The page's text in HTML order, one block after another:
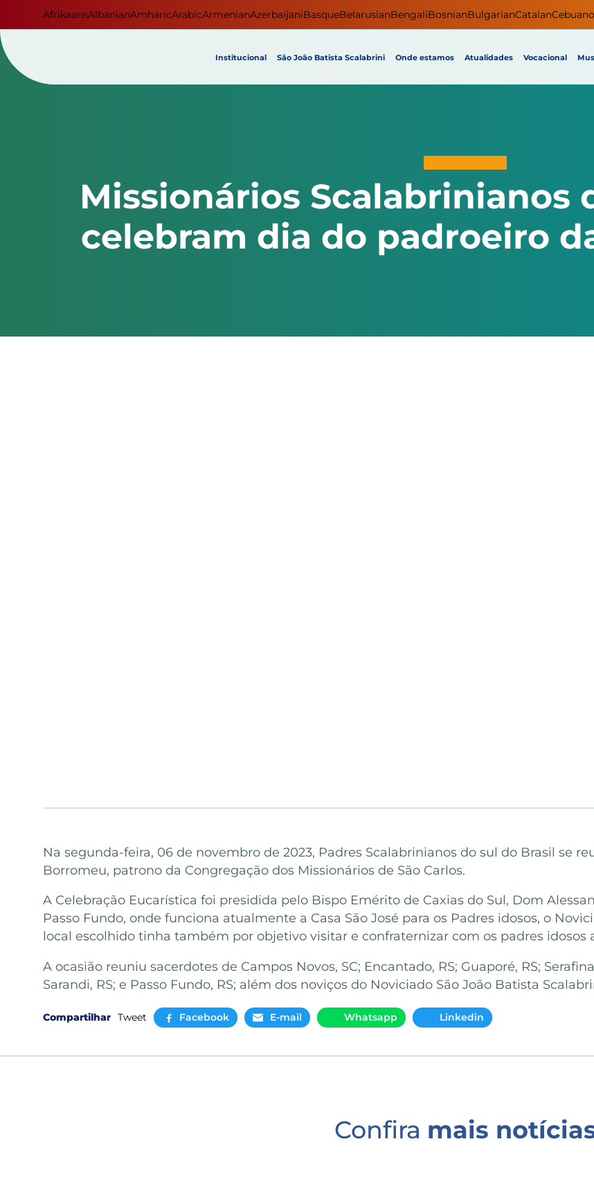
AfrikaansAlbanianAmharicArabicArmenianAzerbaijaniBasqueBelarusianBengaliBosnianBulgarianCatalanCebuano
Institucional São João Batista Scalabrini Onde estamos Atualidades Vocacional
Missionários Scalabrinianos
celebram dia do padroeiro
Na segunda-feira, 06 de novembro de 2023, Padres Scalabrinianos do sul do Brasil se
Borromeu, patrono da Congregação dos Missionários de São Carlos.
A Celebração Eucarística foi presidida pelo Bispo Emérito de Caxias do Sul, Dom
Passo Fundo, onde funciona atualmente a Casa São José para os Padres idosos, o
local escolhido tinha também por objetivo visitar e confraternizar com os padres idosos
A ocasião reuniu sacerdotes de Campos Novos, SC; Encantado, RS; Guaporé, RS;
Sarandi, RS; e Passo Fundo, RS; além dos noviços do Noviciado São João Batista
Compartilhar Tweet Facebook E-mail Whatsapp Linkedin
Confira mais